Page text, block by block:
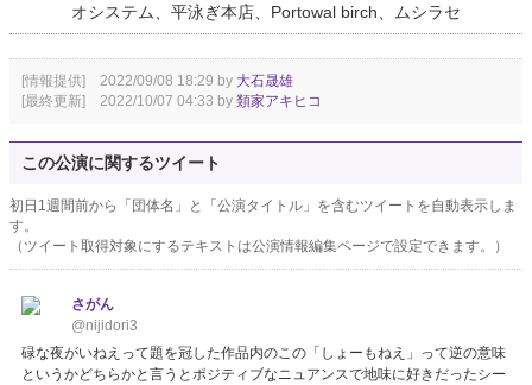
オシステム、平泳ぎ本店、Portowal birch、ムシラセ
[情報提供] 2022/09/08 18:29 by 大石晟雄
[最終更新] 2022/10/07 04:33 by 類家アキヒコ
この公演に関するツイート
初日1週間前から「団体名」と「公演タイトル」を含むツイートを自動表示しま
す。
（ツイート取得対象にするテキストは公演情報編集ページで設定できます。）
さがん
@nijidori3
碌な夜がいねえって題を冠した作品内のこの「しょーもねえ」って逆の意味
というかどちらかと言うとポジティブなニュアンスで地味に好きだったシー